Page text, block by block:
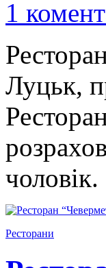
1
Луцьк,
Ресторани